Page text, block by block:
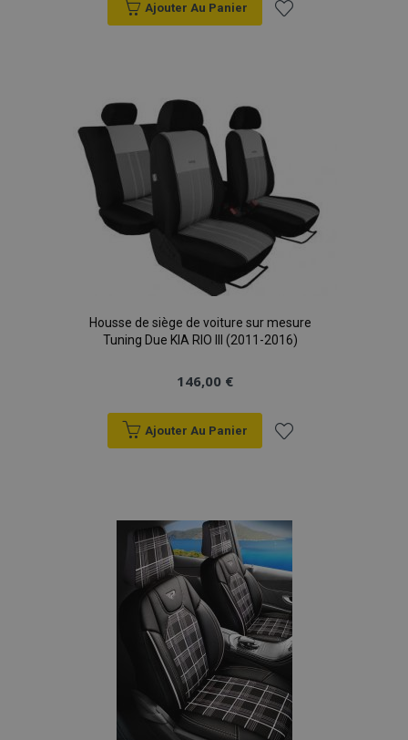
Ajouter Au Panier
d'achats
Housse de siège de voiture sur mesure
Tuning Due KIA RIO III (2011-2016)
146,00 €
Ajouter Au Panier
liste
d'achats